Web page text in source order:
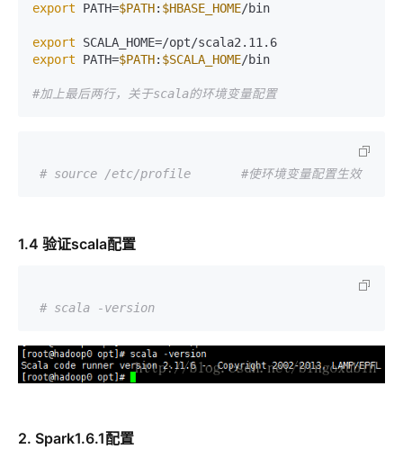
export PATH=$PATH: $HBASE_HOME/bin
export
export PATH=$PATH: $SCALA_HOME/bin
#加上最后两行，关于scala的环境变量配置
# source /etc/profile       #使环境变量配置生效
1.4 验证scala配置
# scala -version
2. Spark1.6.1配置